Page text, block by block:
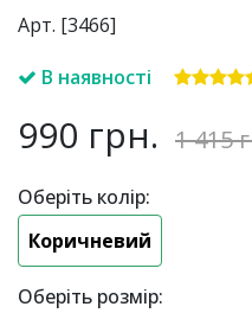
Арт. [3466]
В наявності
990 грн. 1 415
Оберіть колір:
Коричневий
Оберіть розмір: